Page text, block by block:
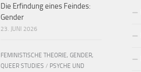
Die Erfindung eines Feindes:
Gender
23. JUNI 2026
FEMINISTISCHE THEORIE, GENDER,
QUEER STUDIES / PSYCHE UND